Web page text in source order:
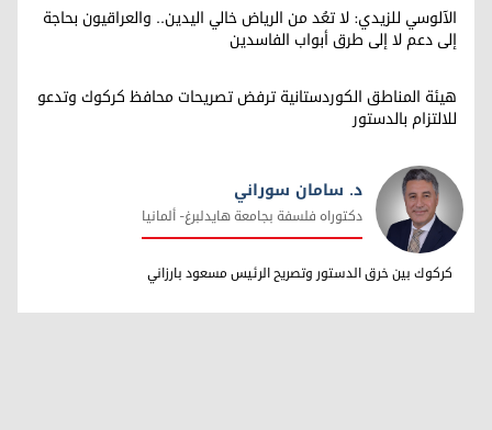
الآلوسي للزيدي: لا تعُد من الرياض خالي اليدين.. والعراقيون بحاجة
إلى دعم لا إلى طرق أبواب الفاسدين
هيئة المناطق الكوردستانية ترفض تصريحات محافظ كركوك وتدعو
للالتزام بالدستور
د. سامان سوراني
د. سامان سوراني
دکتوراه فلسفة بجامعة هایدلبرغ- ألمانیا
کرکوك بین خرق الدستور وتصریح الرئیس مسعود بارزاني